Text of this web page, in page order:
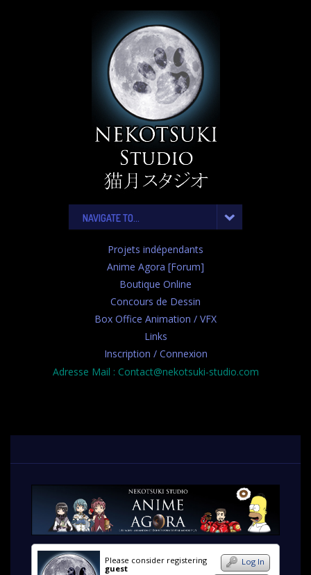
NAVIGATE TO...
Projets indépendants
Anime Agora [Forum]
Boutique Online
Concours de Dessin
Box Office Animation / VFX
Links
Inscription / Connexion
Adresse Mail : Contact@nekotsuki-studio.com
Please consider registering
guest
Log In